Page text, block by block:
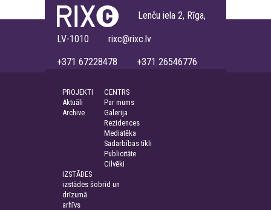
Lenču iela 2, Rīga,
LV-1010 rixc@rixc.lv
+371 67228478 +371 26546776
PROJEKTI
Aktuāli
Archive
CENTRS
Par mums
Galerija
Rezidences
Mediatēka
Sadarbības tīkli
Publicitāte
Cilvēki
IZSTĀDES
izstādes šobrīd un
drīzumā
arhīvs